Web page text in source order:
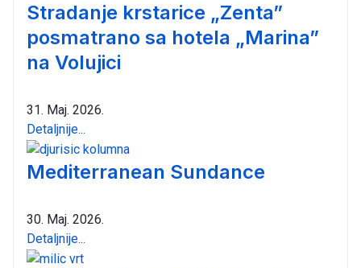
Stradanje krstarice „Zenta”
posmatrano sa hotela „Marina”
na Volujici
31. Maj. 2026.
Detaljnije...
Mediterranean Sundance
30. Maj. 2026.
Detaljnije...